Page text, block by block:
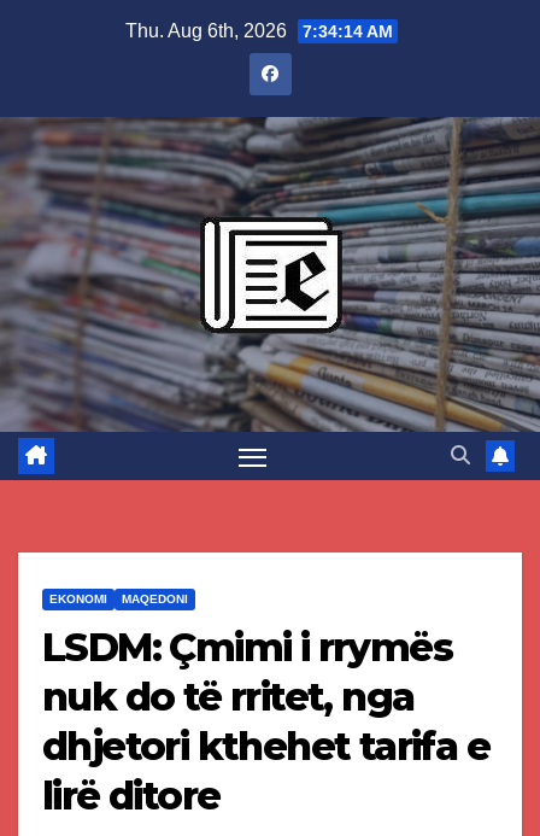
Thu. Aug 6th, 2026 7:34:15 AM
EKONOMI MAQEDONI
LSDM: Çmimi i rrymës
nuk do të rritet, nga
dhjetori kthehet tarifa e
lirë ditore